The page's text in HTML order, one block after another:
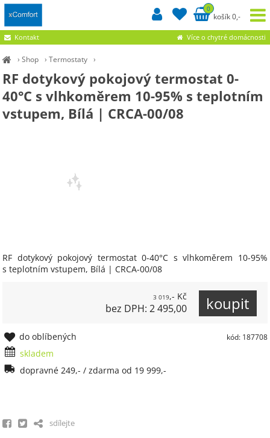
›Shop ›Termostaty ›
RF dotykový pokojový termostat 0-
40°C s vlhkoměrem 10-95% s teplotním
vstupem, Bílá | CRCA-00/08
RF dotykový pokojový termostat 0-40°C s vlhkoměrem 10-95%
s teplotním vstupem, Bílá | CRCA-00/08
3 019,- Kč
bez DPH: 2 495,00
kód: 187708
do oblíbených
skladem
dopravné 249,- / zdarma od 19 999,-
sdílejte
0
košík 0,-
Více o chytré domácnosti
Kontakt